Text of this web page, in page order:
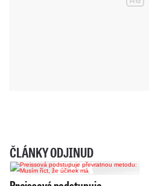
ČLÁNKY ODJINUD